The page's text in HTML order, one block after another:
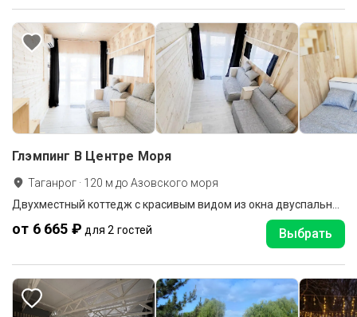
Глэмпинг В Центре Моря
Таганрог · 120 м до Азовского моря
от 6 665 ₽ для 2 гостей Выбрать